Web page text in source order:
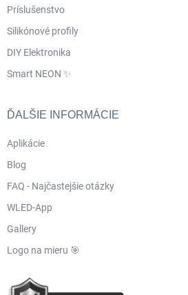
Príslušenstvo
Silikónové profily
DIY Elektronika
Smart NEON ✨
ĎALŠIE INFORMÁCIE
Aplikácie
Blog
FAQ - Najčastejšie otázky
WLED-App
Gallery
Logo na mieru 🎯